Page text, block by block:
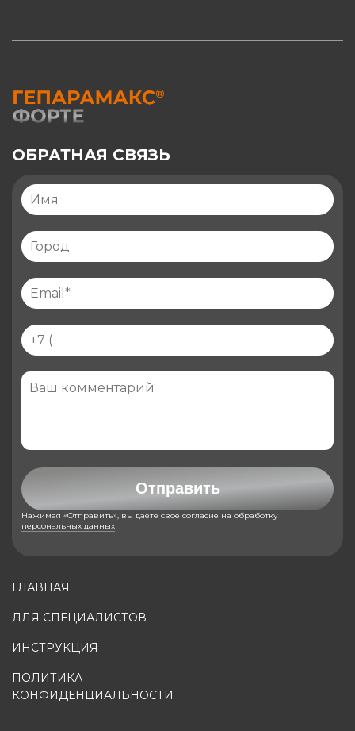
ГЛАВНАЯ
ДЛЯ СПЕЦИАЛИСТОВ
ИНСТРУКЦИЯ
ПОЛИТИКА
КОНФИДЕНЦИАЛЬНОСТИ
ОБРАТНАЯ СВЯЗЬ
Отправить
Нажимая «Отправить», вы даете свое согласие на обработку
персональных данных